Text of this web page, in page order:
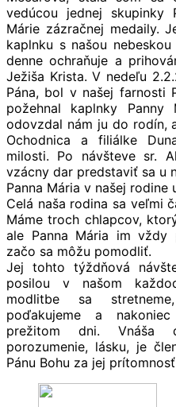
vedúcou jednej skupinky
Márie zázračnej medaily.
kaplnku s našou
denne ochraňuje a
Ježiša Krista. V nedeľu
Pána, bol v našej farnosti
požehnal kaplnky Panny
odovzdal nám ju do rodín,
Ochodnica a filiálke
milosti. Po návšteve sr.
vzácny dar predstaviť sa u
Panna Mária v našej
Celá naša rodina sa veľmi
Máme troch chlapcov,
ale Panna Mária im vždy
začo sa môžu pomodliť.
Jej tohto týždňová
posilou v našom
modlitbe sa
poďakujeme a
prežitom dni. Vnáša
porozumenie, lásku, je
Pánu Bohu za jej